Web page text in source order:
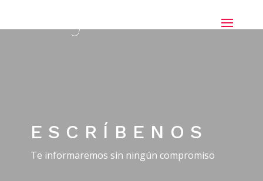
ESCRÍBENOS
Te informaremos sin ningún compromiso